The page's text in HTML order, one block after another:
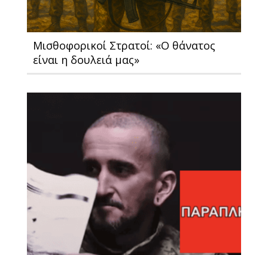
Μισθοφορικοί Στρατοί: «O θάνατος
είναι η δουλειά μας»